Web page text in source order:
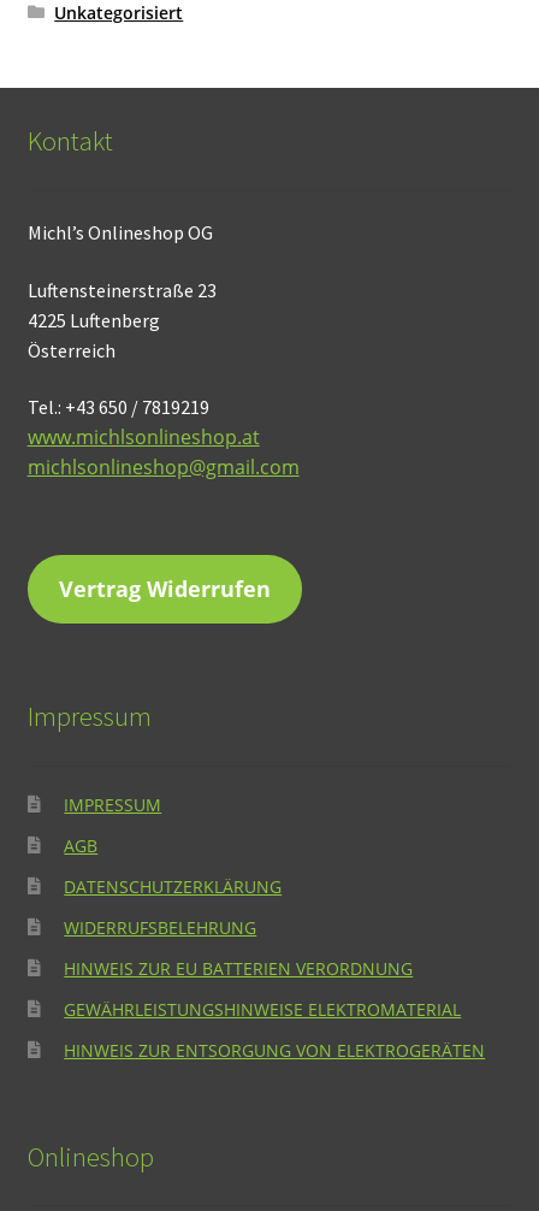
Unkategorisiert
Kontakt
Michl’s Onlineshop OG
Luftensteinerstraße 23
4225 Luftenberg
Österreich
Tel.: +43 650 / 7819219
www.michlsonlineshop.at
michlsonlineshop@gmail.com
Vertrag Widerrufen
Impressum
IMPRESSUM
AGB
DATENSCHUTZERKLÄRUNG
WIDERRUFSBELEHRUNG
HINWEIS ZUR EU BATTERIEN VERORDNUNG
GEWÄHRLEISTUNGSHINWEISE ELEKTROMATERIAL
HINWEIS ZUR ENTSORGUNG VON ELEKTROGERÄTEN
Onlineshop